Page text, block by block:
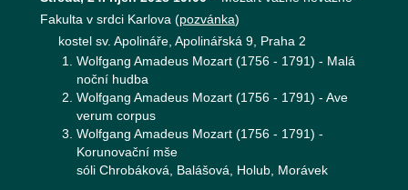
Fakulta v srdci Karlova (pozvánka)
kostel sv. Apolináře, Apolinářská 9, Praha 2
Wolfgang Amadeus Mozart (1756 - 1791) - Malá
noční hudba
Wolfgang Amadeus Mozart (1756 - 1791) - Ave
verum corpus
Wolfgang Amadeus Mozart (1756 - 1791) -
Korunovační mše
sóli Chrobáková, Balášová, Holub, Morávek